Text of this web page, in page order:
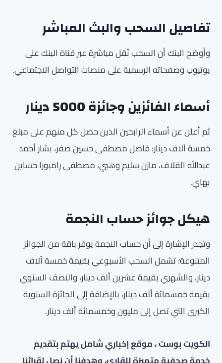
تفاصيل السحب والبث المباشر
وأوضح البنك أن السحب نُقل مباشرة عبر قناة البنك على
يوتيوب وصفحاته الرسمية على منصات التواصل الاجتماعي.
أسماء الفائزين وجائزة 5000 دينار
ثم أعلن عن أسماء الرابحين الذين حصل كل منهم على مبلغ
خمسة آلاف دينار: فاضل مصطفى حسين صفر، بشار أحمد
عبدالله القلاف، مازن سليم وهبي، مصطفى رامبورا حساين
بهاي.
هيكل جوائز حساب النجمة
وتجدر الإشارة إلى أن حساب النجمة يوفر باقة من الجوائز
المتنوعة؛ تشمل السحب الأسبوعي بقيمة خمسة آلاف
دينار، والشهري بقيمة عشرين ألف دينار، والنصف السنوي
بقيمة خمسمائة ألف دينار، بالإضافة إلى الجائزة السنوية
الكبرى التي تصل إلى مليون وخمسمائة ألف دينار.
الكويت بوست ، موقع إخباري شامل يهتم بتقديم